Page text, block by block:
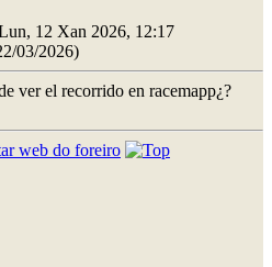
12 Xan 2026, 12:17
03/2026)
ver el recorrido en racemapp¿?